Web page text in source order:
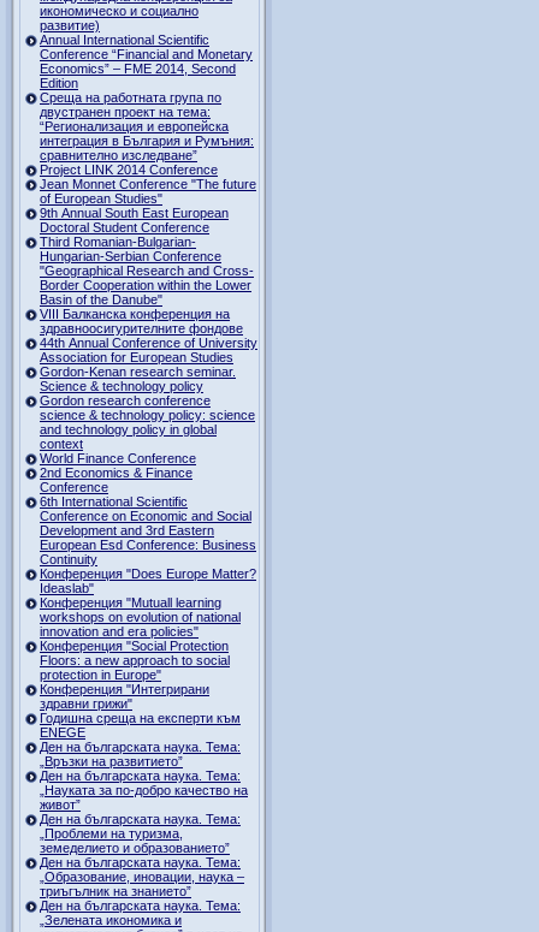
икономическо и социално
развитие)
Annual International Scientific
Conference “Financial and Monetary
Economics” – FME 2014, Second
Edition
Среща на работната група по
двустранен проект на тема:
“Регионализация и европейска
интеграция в България и Румъния:
сравнително изследване”
Project LINK 2014 Conference
Jean Monnet Conference "The future
of European Studies"
9th Annual South East European
Doctoral Student Conference
Third Romanian-Bulgarian-
Hungarian-Serbian Conference
"Geographical Research and Cross-
Border Cooperation within the Lower
Basin of the Danube"
VIII Балканска конференция на
здравноосигурителните фондове
44th Annual Conference of University
Association for European Studies
Gordon-Kenan research seminar.
Science & technology policy
Gordon research сonference
science & technology policy: science
and technology policy in global
context
World Finance Conference
2nd Economics & Finance
Conference
6th International Scientific
Conference оn Economic and Social
Development and 3rd Eastern
European Esd Conference: Business
Continuity
Конференция "Does Europe Matter?
Ideaslab"
Конференция "Mutuall learning
workshops on evolution of national
innovation and era policies"
Конференция "Social Protection
Floors: a new approach to social
protection in Europe"
Конференция "Интегрирани
здравни грижи"
Годишна среща на експерти към
ENEGE
Ден на българската наука. Тема:
„Връзки на развитието”
Ден на българската наука. Тема:
„Науката за по-добро качество на
живот”
Ден на българската наука. Тема:
„Проблеми на туризма,
земеделието и образованието”
Ден на българската наука. Тема:
„Образование, иновации, наука –
триъгълник на знанието”
Ден на българската наука. Тема:
„Зелената икономика и